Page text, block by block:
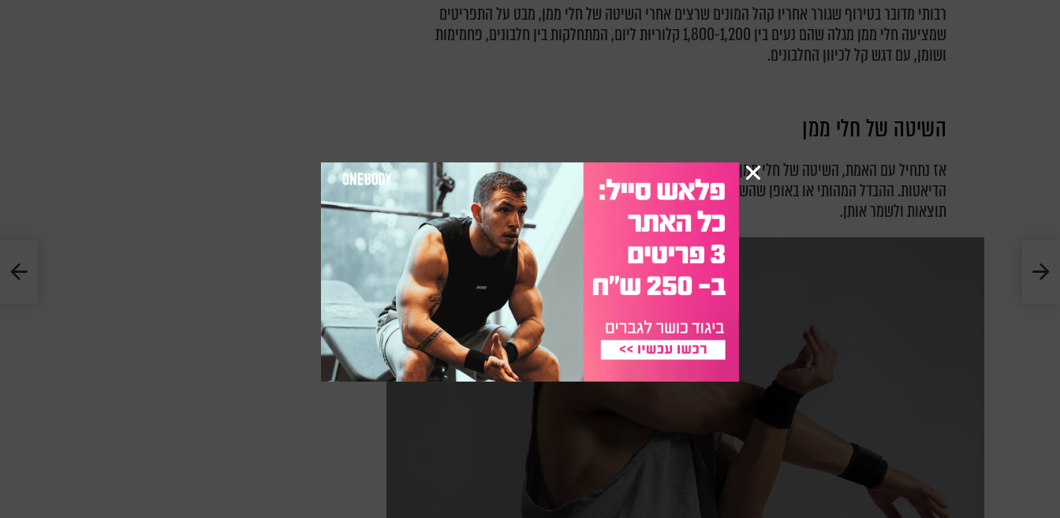
רבותי מדובר בטירוף שגורר אחריו קהל המונים שרצים אחרי השיטה של חלי ממן, מבט על התפריטים
שמציעה חלי ממן מגלה שהם נעים בין 1,800-1,200 קלוריות ליום, המתחלקות בין חלבונים, פחמימות
ושומן, עם דגש קל לכיוון החלבונים.
השיטה של חלי ממן
אז נתחיל עם האמת, השיטה של חלי ממן אינה שונה 180 מעלות מכל דבר אחר שאנו מכירי מעולם
הדיאטות. ההבדל המהותי או באופן שהשיטה מעוברת, חלי עושה זאת בצורה יפה ודואגת להביא
תוצאות ולשמר אותן.